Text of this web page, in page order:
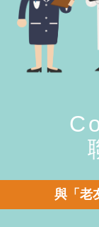
與「老